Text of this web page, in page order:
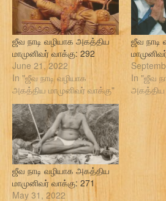
ஜீவ நாடி வழியாக அகத்திய
மாமுனிவர் வாக்கு: 292
June 21, 2022
In "ஜீவ நாடி வழியாக
அகத்திய மாமுனிவர் வாக்கு"
ஜீவ நாடி
In "ஜீவ
அகத்திய
ஜீவ நாடி வழியாக அகத்திய
மாமுனிவர் வாக்கு: 271
May 31, 2022